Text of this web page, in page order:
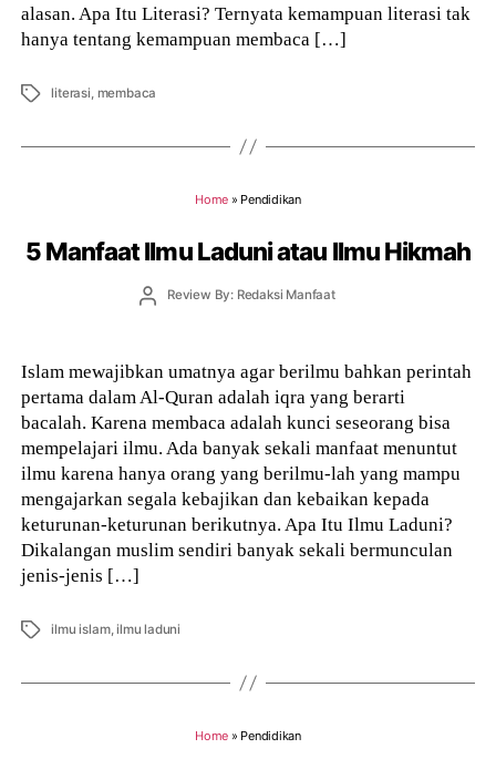
alasan. Apa Itu Literasi? Ternyata kemampuan literasi tak
hanya tentang kemampuan membaca […]
Tags literasi, membaca
Home » Pendidikan
5 Manfaat Ilmu Laduni atau Ilmu Hikmah
PostReview By: Redaksi Manfaat
Islam mewajibkan umatnya agar berilmu bahkan perintah
pertama dalam Al-Quran adalah iqra yang berarti
bacalah. Karena membaca adalah kunci seseorang bisa
mempelajari ilmu. Ada banyak sekali manfaat menuntut
ilmu karena hanya orang yang berilmu-lah yang mampu
mengajarkan segala kebajikan dan kebaikan kepada
keturunan-keturunan berikutnya. Apa Itu Ilmu Laduni?
Dikalangan muslim sendiri banyak sekali bermunculan
jenis-jenis […]
Tags ilmu islam, ilmu laduni
Home » Pendidikan